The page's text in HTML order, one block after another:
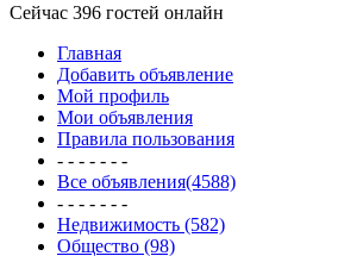
Сейчас 396 гостей онлайн
Главная
Добавить объявление
Мой профиль
Мои объявления
Правила пользования
- - - - - - -
Все объявления(4588)
- - - - - - -
Недвижимость (582)
Общество (98)